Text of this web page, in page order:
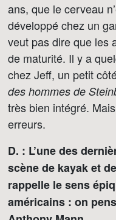
ans, que le cerveau
développé chez un
veut pas dire que les
de maturité. Il y a
chez Jeff, un petit
des hommes de
très bien intégré.
erreurs.
D. : L’une des
scène de kayak et
rappelle le sens
américains : on